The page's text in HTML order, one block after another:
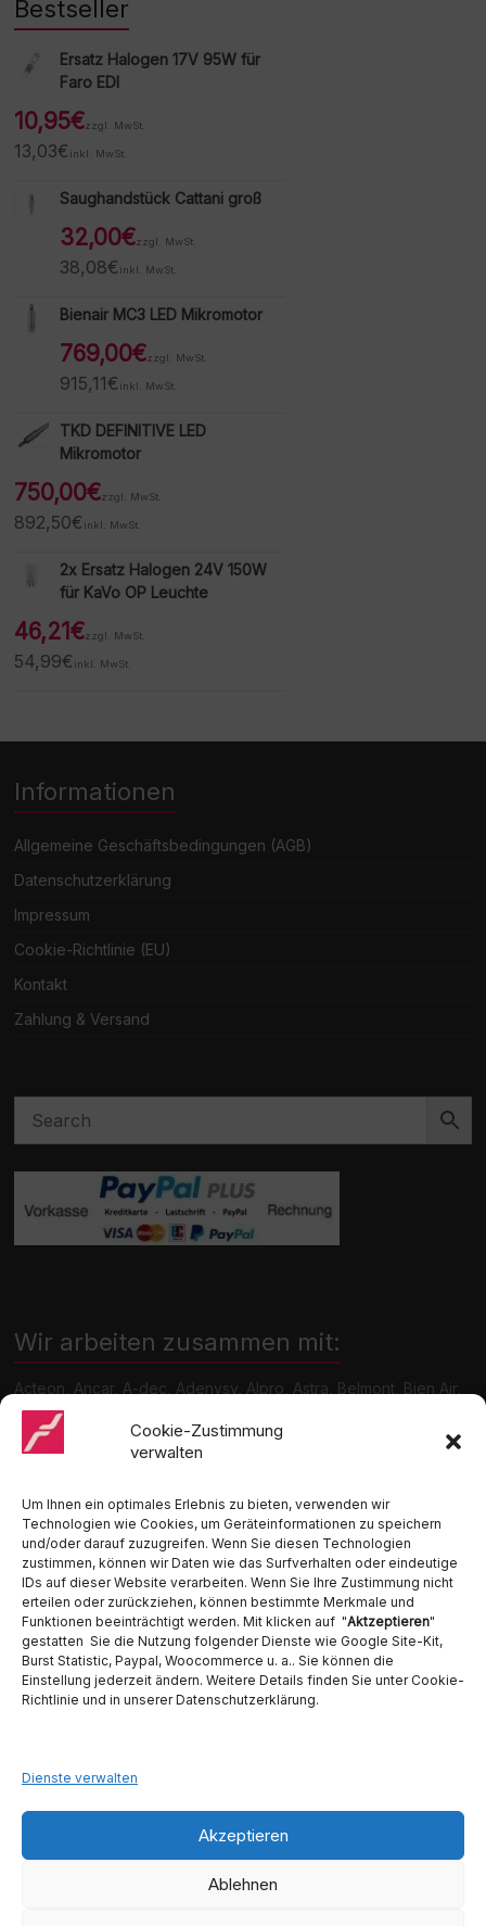
Cookie-Zustimmung
verwalten
Um Ihnen ein optimales Erlebnis zu bieten, verwenden wir
Technologien wie Cookies, um Geräteinformationen zu speichern
und/oder darauf zuzugreifen. Wenn Sie diesen Technologien
zustimmen, können wir Daten wie das Surfverhalten oder eindeutige
IDs auf dieser Website verarbeiten. Wenn Sie Ihre Zustimmung nicht
erteilen oder zurückziehen, können bestimmte Merkmale und
Funktionen beeinträchtigt werden. Mit klicken auf "Aktzeptieren"
gestatten Sie die Nutzung folgender Dienste wie Google Site-Kit,
Burst Statistic, Paypal, Woocommerce u. a.. Sie können die
Einstellung jederzeit ändern. Weitere Details finden Sie unter Cookie-
Richtlinie und in unserer Datenschutzerklärung.
Dienste verwalten
Akzeptieren
Ablehnen
Bestseller
Ersatz Halogen 17V 95W für
Faro EDI
10,95€zzgl. MwSt.
13,03€ inkl. MwSt.
Saughandstück Cattani groß
32,00€zzgl. MwSt.
38,08€ inkl. MwSt.
Bienair MC3 LED Mikromotor
769,00€zzgl. MwSt.
915,11€ inkl. MwSt.
TKD DEFINITIVE LED
Mikromotor
750,00€zzgl. MwSt.
892,50€ inkl. MwSt.
2x Ersatz Halogen 24V 150W
für KaVo OP Leuchte
46,21€zzgl. MwSt.
54,99€ inkl. MwSt.
Informationen
Allgemeine Geschäftsbedingungen (AGB)
Datenschutzerklärung
Impressum
Cookie-Richtlinie (EU)
Kontakt
Zahlung & Versand
Wir arbeiten zusammen mit:
Acteon, Ancar, A-dec, Adenysy, Alpro, Astra, Belmont, Bien Air,
Cattani, Chirana, DCI, Dürr, ETI, Euronda, Faro, Gcomm, KaVo,
Medentex, Melag, Midmark, Metasys, MK-Dent, NSK, Ophardt
Hygiene, Ritter, Satelec, Scican, TKD, Velopex, u.v.m
Ambident GmbH
Dental Geräte Handel und Service
Neumannstraße 3B
Fax.: 030 54 83 72 85